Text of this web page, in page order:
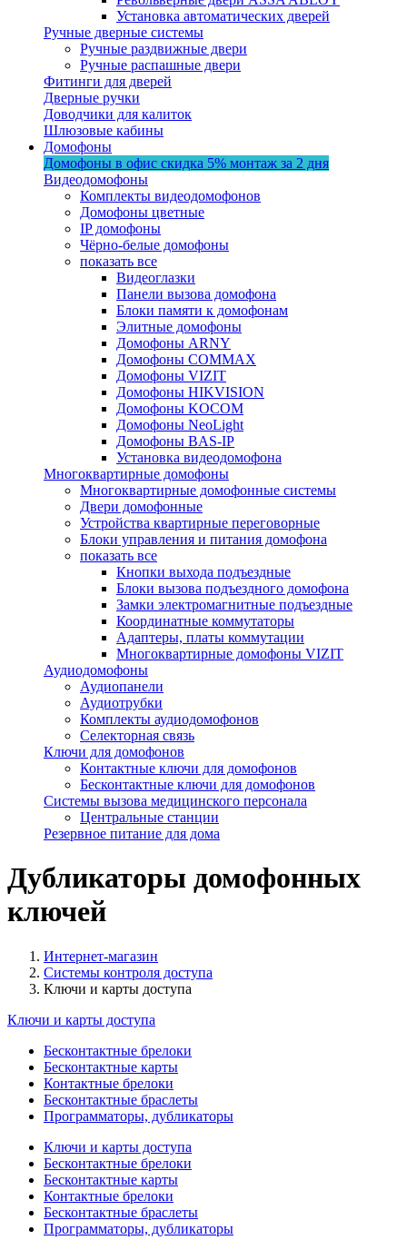
Установка автоматических дверей
Ручные дверные системы
Ручные раздвижные двери
Ручные распашные двери
Фитинги для дверей
Дверные ручки
Доводчики для калиток
Шлюзовые кабины
Домофоны
Домофоны в офис скидка 5% монтаж за 2 дня
Видеодомофоны
Комплекты видеодомофонов
Домофоны цветные
IP домофоны
Чёрно-белые домофоны
показать все
Видеоглазки
Панели вызова домофона
Блоки памяти к домофонам
Элитные домофоны
Домофоны ARNY
Домофоны COMMAX
Домофоны VIZIT
Домофоны HIKVISION
Домофоны KOCOM
Домофоны NeoLight
Домофоны BAS-IP
Установка видеодомофона
Многоквартирные домофоны
Многоквартирные домофонные системы
Двери домофонные
Устройства квартирные переговорные
Блоки управления и питания домофона
показать все
Кнопки выхода подъездные
Блоки вызова подъездного домофона
Замки электромагнитные подъездные
Координатные коммутаторы
Адаптеры, платы коммутации
Многоквартирные домофоны VIZIT
Аудиодомофоны
Аудиопанели
Аудиотрубки
Комплекты аудиодомофонов
Селекторная связь
Ключи для домофонов
Контактные ключи для домофонов
Бесконтактные ключи для домофонов
Системы вызова медицинского персонала
Центральные станции
Резервное питание для дома
Дубликаторы домофонных
ключей
Интернет-магазин
Системы контроля доступа
Ключи и карты доступа
Ключи и карты доступа
Бесконтактные брелоки
Бесконтактные карты
Контактные брелоки
Бесконтактные браслеты
Программаторы, дубликаторы
Ключи и карты доступа
Бесконтактные брелоки
Бесконтактные карты
Контактные брелоки
Бесконтактные браслеты
Программаторы, дубликаторы